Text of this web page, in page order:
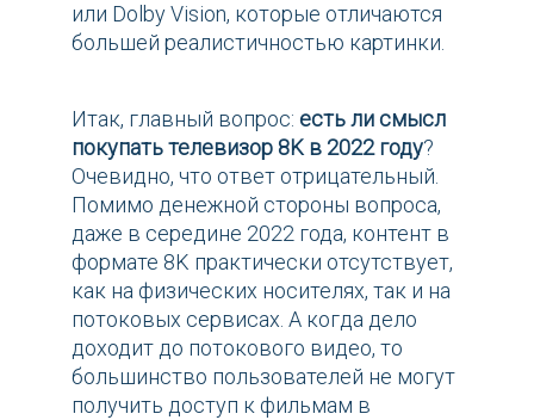
или Dolby Vision, которые отличаются
большей реалистичностью картинки.
Итак, главный вопрос: есть ли смысл
покупать телевизор 8K в 2022 году?
Очевидно, что ответ отрицательный.
Помимо денежной стороны вопроса,
даже в середине 2022 года, контент в
формате 8K практически отсутствует,
как на физических носителях, так и на
потоковых сервисах. А когда дело
доходит до потокового видео, то
большинство пользователей не могут
получить доступ к фильмам в